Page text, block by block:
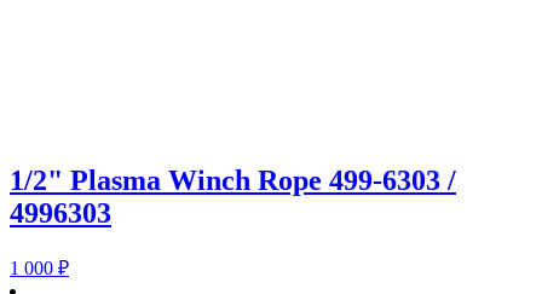
1/2" Plasma Winch Rope 499-6303 /
4996303
1 000 ₽